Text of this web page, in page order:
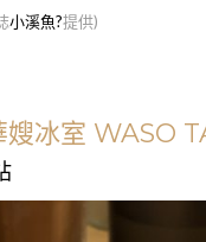
小溪魚?提供)
嫂冰室 WASO